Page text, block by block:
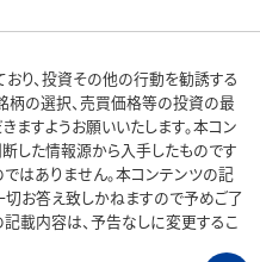
り、投資その他の行動を勧誘する
柄の選択、売買価格等の投資の最
ますようお願いいたします。本コン
した情報源から入手したものです
はありません。本コンテンツの記
お答え致しかねますので予めご了
記載内容は、予告なしに変更するこ